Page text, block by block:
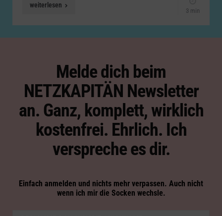
weiterlesen
3 min
Melde dich beim
NETZKAPITÄN Newsletter
an. Ganz, komplett, wirklich
kostenfrei. Ehrlich. Ich
verspreche es dir.
Einfach anmelden und nichts mehr verpassen. Auch nicht
wenn ich mir die Socken wechsle.